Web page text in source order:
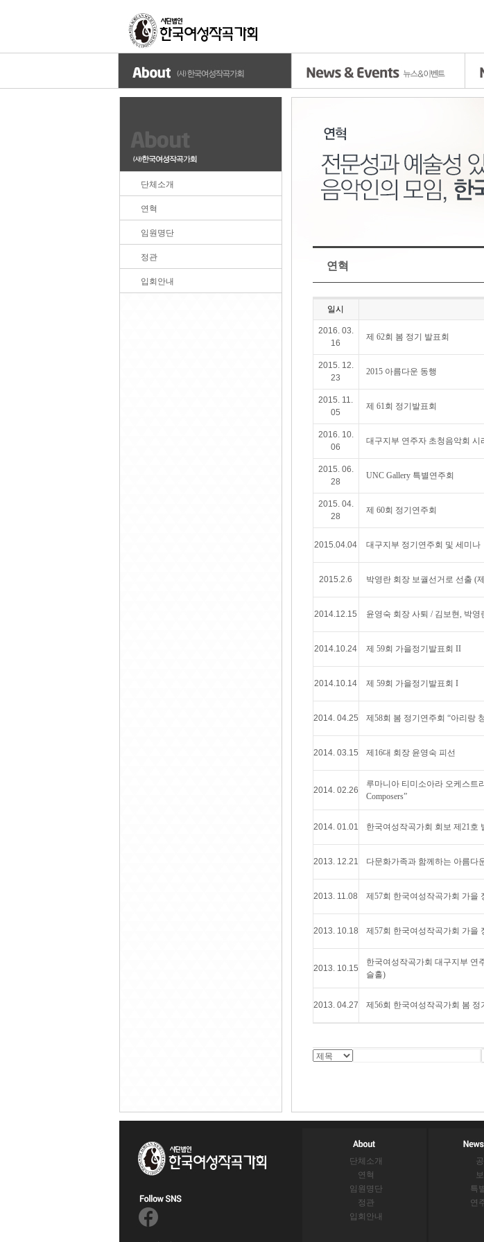
단체소개
연혁
임원명단
정관
입회안내
연혁
일시
2016. 03.
16
제 62회 봄 정기 발표회
2015. 12.
23
2015 아름다운 동행
2015. 11.
05
제 61회 정기발표회
2016. 10.
06
대구지부 연주자 초청음악회 시
2015. 06.
28
UNC Gallery 특별연주회
2015. 04.
28
제 60회 정기연주회
2015.04.04 대구지부 정기연주회 및 세미나
2015.2.6 박영란 회장 보궐선거로 선출 (
2014.12.15 윤영숙 회장 사퇴 / 김보현, 박
2014.10.24 제 59회 가을정기발표회 II
2014.10.14 제 59회 가을정기발표회 I
2014. 04.25 제58회 봄 정기연주회 “아리랑
2014. 03.15 제16대 회장 윤영숙 피선
2014. 02.26
루마니아 티미소아라 오케스트
Composers”
2014. 01.01 한국여성작곡가회 회보 제21호
2013. 12.21 다문화가족과 함께하는 아름다
2013. 11.08 제57회 한국여성작곡가회 가을
2013. 10.18 제57회 한국여성작곡가회 가을
2013. 10.15
한국여성작곡가회 대구지부 연
슬홀)
2013. 04.27 제56회 한국여성작곡가회 봄
단체소개
연혁
임원명단
정관
입회안내
특
연